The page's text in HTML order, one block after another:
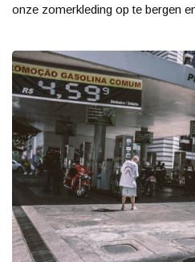
onze zomerkleding op te bergen